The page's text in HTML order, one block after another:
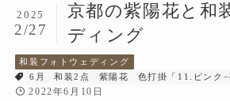
京都の紫陽花と和
ディング
2025
2/27
和装フォトウェディング
6月
和装2点 紫陽花 色打掛「11.ピンク−
2022年6月10日